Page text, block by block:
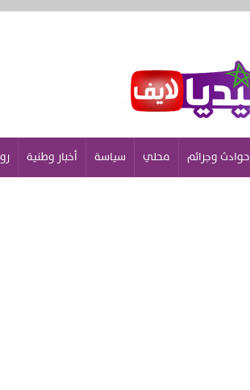
حوادث وجرائم محلي سياسة أخبار وطنية